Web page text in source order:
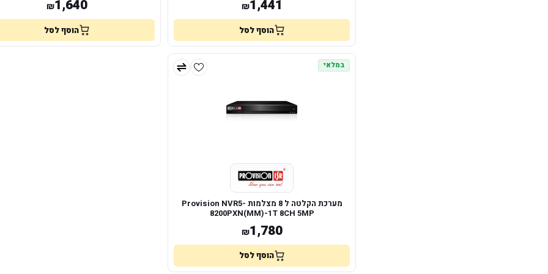
₪1,441
הוסף לסל
₪1,640
הוסף לסל
במלאי
מערכת הקלטה ל 8 מצלמות Provision NVR5-
8200PXN(MM)-1T 8CH 5MP
₪1,780
הוסף לסל